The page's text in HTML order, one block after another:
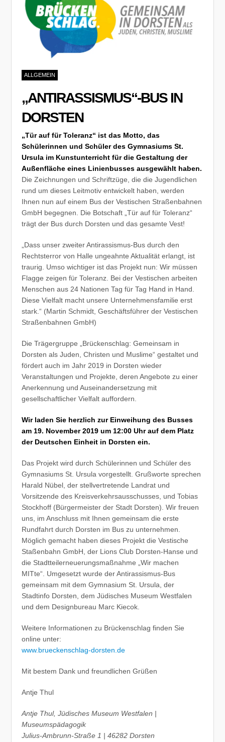
ALLGEMEIN
„ANTIRASSISMUS“-BUS IN
DORSTEN
„Tür auf für Toleranz“ ist das Motto, das
Schülerinnen und Schüler des Gymnasiums St.
Ursula im Kunstunterricht für die Gestaltung der
Außenfläche eines Linienbusses ausgewählt haben.
Die Zeichnungen und Schriftzüge, die die Jugendlichen
rund um dieses Leitmotiv entwickelt haben, werden
Ihnen nun auf einem Bus der Vestischen Straßenbahnen
GmbH begegnen. Die Botschaft „Tür auf für Toleranz“
trägt der Bus durch Dorsten und das gesamte Vest!
„Dass unser zweiter Antirassismus-Bus durch den
Rechtsterror von Halle ungeahnte Aktualität erlangt, ist
traurig. Umso wichtiger ist das Projekt nun: Wir müssen
Flagge zeigen für Toleranz. Bei der Vestischen arbeiten
Menschen aus 24 Nationen Tag für Tag Hand in Hand.
Diese Vielfalt macht unsere Unternehmensfamilie erst
stark.“ (Martin Schmidt, Geschäftsführer der Vestischen
Straßenbahnen GmbH)
Die Trägergruppe „Brückenschlag: Gemeinsam in
Dorsten als Juden, Christen und Muslime“ gestaltet und
fördert auch im Jahr 2019 in Dorsten wieder
Veranstaltungen und Projekte, deren Angebote zu einer
Anerkennung und Auseinandersetzung mit
gesellschaftlicher Vielfalt auffordern.
Wir laden Sie herzlich zur Einweihung des Busses
am 19. November 2019 um 12:00 Uhr auf dem Platz
der Deutschen Einheit in Dorsten ein.
Das Projekt wird durch Schülerinnen und Schüler des
Gymnasiums St. Ursula vorgestellt. Grußworte sprechen
Harald Nübel, der stellvertretende Landrat und
Vorsitzende des Kreisverkehrsausschusses, und Tobias
Stockhoff (Bürgermeister der Stadt Dorsten). Wir freuen
uns, im Anschluss mit Ihnen gemeinsam die erste
Rundfahrt durch Dorsten im Bus zu unternehmen.
Möglich gemacht haben dieses Projekt die Vestische
Staßenbahn GmbH, der Lions Club Dorsten-Hanse und
die Stadtteilerneuerungsmaßnahme „Wir machen
MITte“. Umgesetzt wurde der Antirassismus-Bus
gemeinsam mit dem Gymnasium St. Ursula, der
Stadtinfo Dorsten, dem Jüdisches Museum Westfalen
und dem Designbureau Marc Kiecok.
Weitere Informationen zu Brückenschlag finden Sie
online unter:
www.brueckenschlag-dorsten.de
Mit bestem Dank und freundlichen Grüßen
Antje Thul
Antje Thul, Jüdisches Museum Westfalen |
Museumspädagogik
Julius-Ambrunn-Straße 1 | 46282 Dorsten